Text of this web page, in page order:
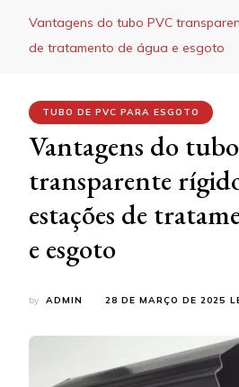
Vantagens do tubo PVC
de tratamento de água e esgoto
TUBO DE PVC PARA ESGOTO
Vantagens do
transparente
estações de
e esgoto
by ADMIN 28 DE MARÇO DE 2025